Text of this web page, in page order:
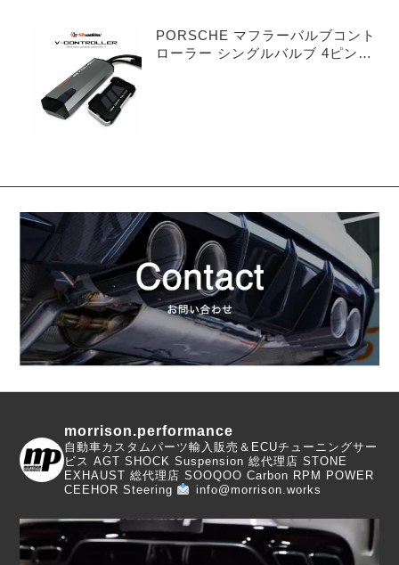
PORSCHE マフラーバルブコント
ローラー シングルバルブ 4ピンタ
morrison.performance
自動車カスタムパーツ輸入販売＆ECUチューニングサー
ビス AGT SHOCK Suspension 総代理店 STONE
EXHAUST 総代理店 SOOQOO Carbon RPM POWER
CEEHOR Steering
info@morrison.works